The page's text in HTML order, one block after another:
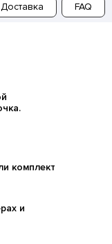
Доставка FAQ
комплект
и